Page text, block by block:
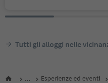
Tutti gli alloggi nelle
... Esperienze ed eventi